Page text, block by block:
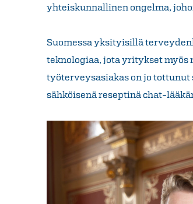
yhteiskunnallinen ongelma,
Suomessa yksityisillä
teknologiaa, jota yritykset myös
työterveysasiakas on jo
sähköisenä reseptinä chat-